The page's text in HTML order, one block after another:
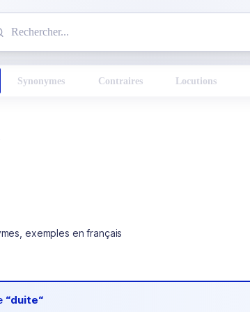
Synonymes Contraires Locutions
exemples en français
“duite“